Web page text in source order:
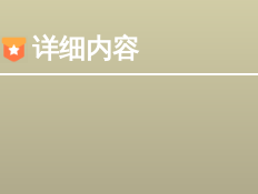
详细内容